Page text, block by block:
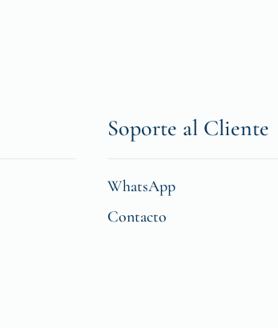
Soporte al Cliente
WhatsApp
Contacto